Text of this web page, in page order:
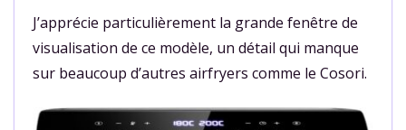
J’apprécie particulièrement la grande fenêtre de
visualisation de ce modèle, un détail qui manque
sur beaucoup d’autres airfryers comme le Cosori.